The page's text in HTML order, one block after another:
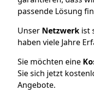
passende Lösung
Unser Netzwerk ist
haben viele Jahre
Sie möchten eine
Sie sich jetzt
Angebote.